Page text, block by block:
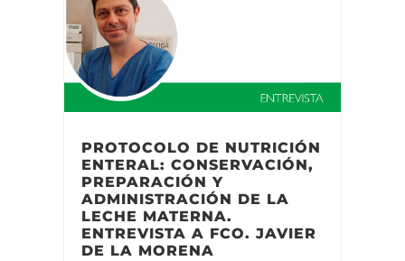
PROTOCOLO DE NUTRICIÓN
ENTERAL: CONSERVACIÓN,
PREPARACIÓN Y
ADMINISTRACIÓN DE LA
LECHE MATERNA.
ENTREVISTA A FCO. JAVIER
DE LA MORENA